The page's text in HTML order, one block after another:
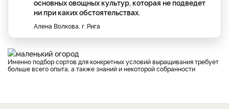
основных овощных культур, которая не подведет
ни при каких обстоятельствах.
Алена Волкова, г. Рига
Именно подбор сортов для конкретных условий выращивания требует
больше всего опыта, а также знаний и некоторой собранности